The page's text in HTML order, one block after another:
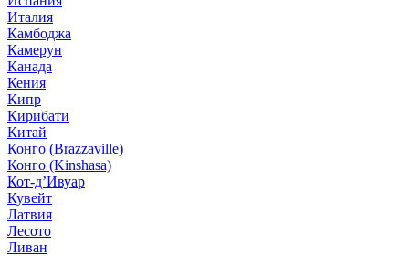
Италия
Камбоджа
Камерун
Канада
Кения
Кипр
Кирибати
Китай
Конго (Brazzaville)
Конго (Kinshasa)
Кот-д’Ивуар
Кувейт
Латвия
Лесото
Ливан